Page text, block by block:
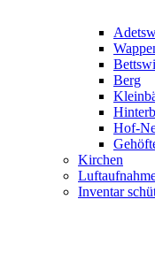
Berg
Hof-
Kirchen
Inventar